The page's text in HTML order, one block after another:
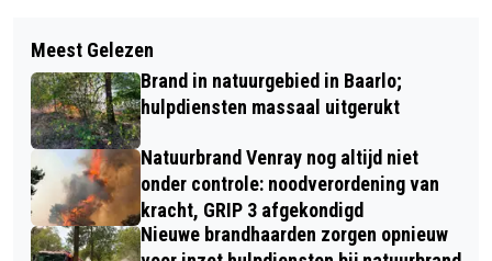
TWEE AUTO’S EN MOTOR
UITGEBRAND IN VELDEN – MOGELIJKE
BRANDSTICHTING
VROUW GEWOND BIJ AANRIJDING OP
DORPERHEIDEWEG IN ARCEN
Meest Gelezen
Brand in natuurgebied in Baarlo;
hulpdiensten massaal uitgerukt
Natuurbrand Venray nog altijd niet
onder controle: noodverordening van
kracht, GRIP 3 afgekondigd
Nieuwe brandhaarden zorgen opnieuw